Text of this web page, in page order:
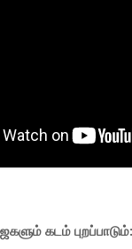
கடம் புறப்பாடும்: